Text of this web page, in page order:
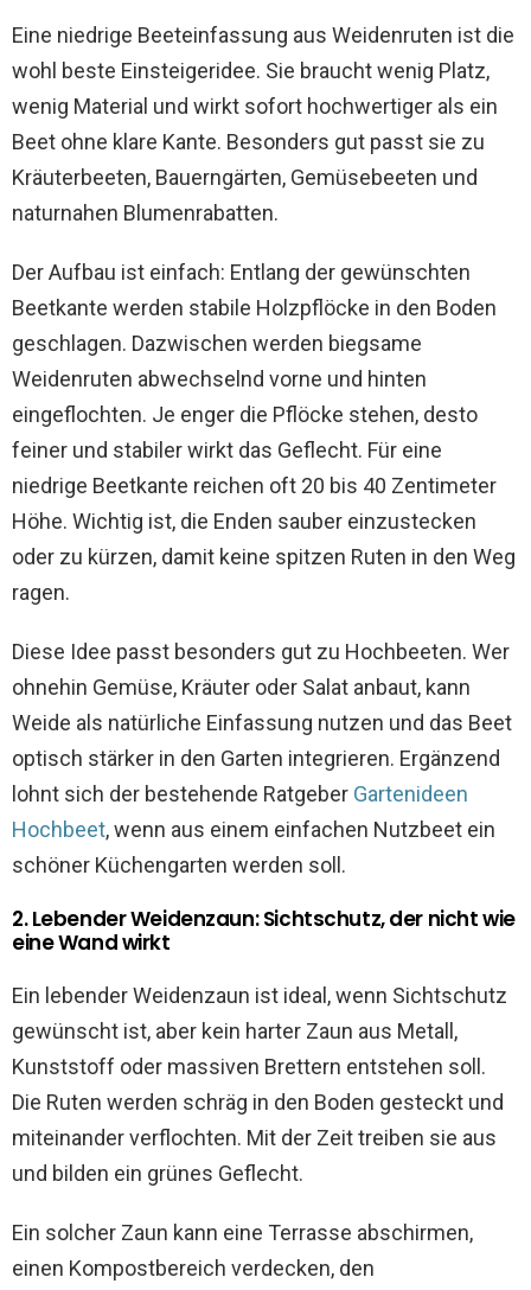
Eine niedrige Beeteinfassung aus Weidenruten ist die
wohl beste Einsteigeridee. Sie braucht wenig Platz,
wenig Material und wirkt sofort hochwertiger als ein
Beet ohne klare Kante. Besonders gut passt sie zu
Kräuterbeeten, Bauerngärten, Gemüsebeeten und
naturnahen Blumenrabatten.
Der Aufbau ist einfach: Entlang der gewünschten
Beetkante werden stabile Holzpflöcke in den Boden
geschlagen. Dazwischen werden biegsame
Weidenruten abwechselnd vorne und hinten
eingeflochten. Je enger die Pflöcke stehen, desto
feiner und stabiler wirkt das Geflecht. Für eine
niedrige Beetkante reichen oft 20 bis 40 Zentimeter
Höhe. Wichtig ist, die Enden sauber einzustecken
oder zu kürzen, damit keine spitzen Ruten in den Weg
ragen.
Diese Idee passt besonders gut zu Hochbeeten. Wer
ohnehin Gemüse, Kräuter oder Salat anbaut, kann
Weide als natürliche Einfassung nutzen und das Beet
optisch stärker in den Garten integrieren. Ergänzend
lohnt sich der bestehende Ratgeber Gartenideen
Hochbeet, wenn aus einem einfachen Nutzbeet ein
schöner Küchengarten werden soll.
2. Lebender Weidenzaun: Sichtschutz, der nicht wie
eine Wand wirkt
Ein lebender Weidenzaun ist ideal, wenn Sichtschutz
gewünscht ist, aber kein harter Zaun aus Metall,
Kunststoff oder massiven Brettern entstehen soll.
Die Ruten werden schräg in den Boden gesteckt und
miteinander verflochten. Mit der Zeit treiben sie aus
und bilden ein grünes Geflecht.
Ein solcher Zaun kann eine Terrasse abschirmen,
einen Kompostbereich verdecken, den